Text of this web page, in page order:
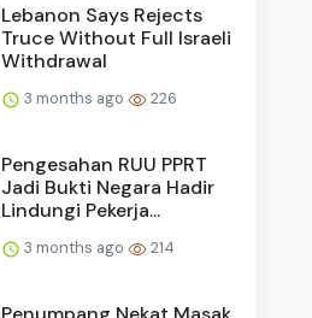
Lebanon Says Rejects
Truce Without Full Israeli
Withdrawal
3 months ago 226
Pengesahan RUU PPRT
Jadi Bukti Negara Hadir
Lindungi Pekerja...
3 months ago 214